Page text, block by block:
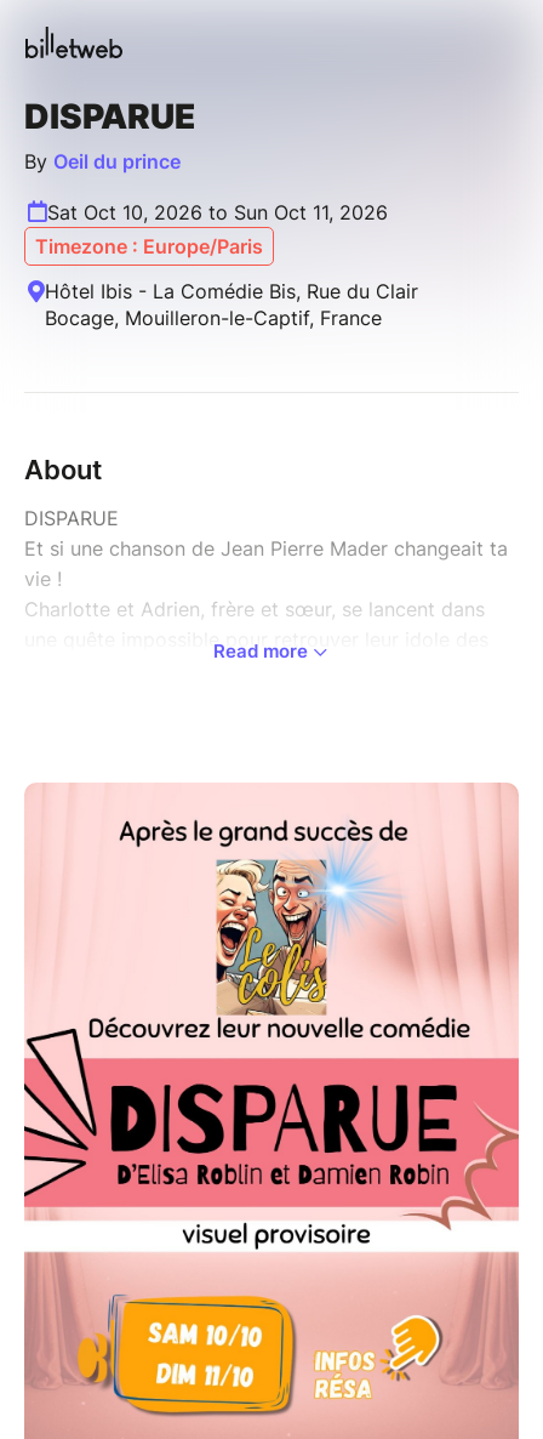
DISPARUE
By Oeil du prince
Sat Oct 10, 2026 to Sun Oct 11, 2026
Timezone : Europe/Paris
Hôtel Ibis - La Comédie Bis, Rue du Clair
Bocage, Mouilleron-le-Captif, France
About
DISPARUE
Et si une chanson de Jean Pierre Mader changeait ta
vie !
Charlotte et Adrien, frère et sœur, se lancent dans
une quête impossible pour retrouver leur idole des
En grandissant, cette conviction ne fait que se
renforcer et l'annonce de la retraite du chanteur est
un choc pour eux. Déterminés et un brin nostalgique,
ils se lancent dans une aventure rocambolesque pour
le convaincre de revenir sur scène et de composer
une suite intitulée « Retrouvée ».
Ce périple est rempli de moments irrésistiblement
drôles, et de clins d'œil aux années 80. Une comédie
où les spectateurs seront transportés dans un
tourbillon de rire et d'émotions sincères, rappelant
l'incroyable pouvoir de la musique à transformer les
moments de notre vie en souvenirs indélébiles.
Une comédie de Elisa Roblin et Damien Robin, les
auteurs de “Le Colis”.
Read more